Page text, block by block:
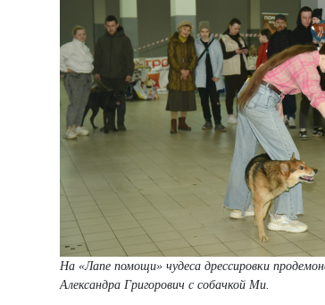
На «Лапе помощи» чудеса дрессировки
Александра Григорович с собачкой Ми.